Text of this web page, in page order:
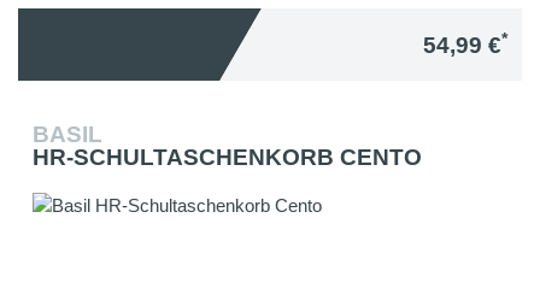
54,99 €*
BASIL
HR-SCHULTASCHENKORB CENTO